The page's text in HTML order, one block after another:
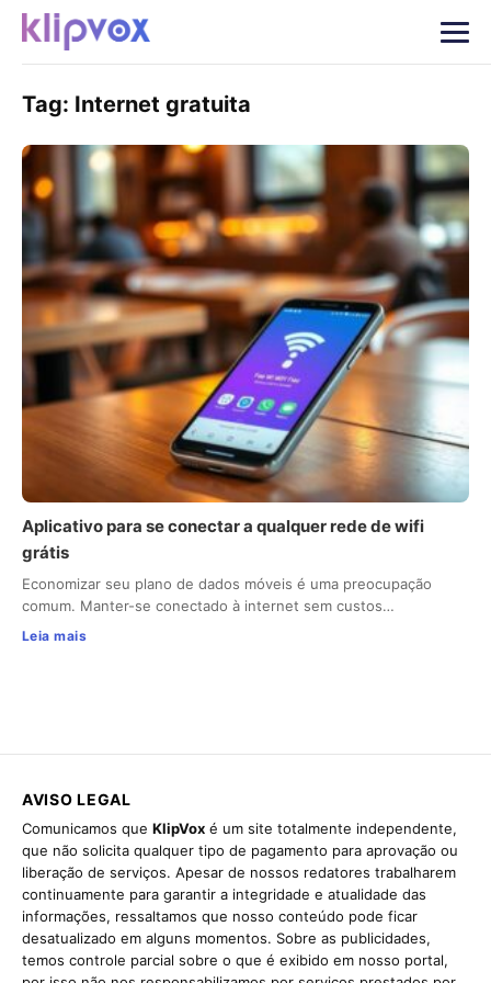
Tag: Internet gratuita
Aplicativo para se conectar a qualquer rede de wifi
grátis
Economizar seu plano de dados móveis é uma preocupação
comum. Manter-se conectado à internet sem custos…
Leia mais
AVISO LEGAL
Comunicamos que KlipVox é um site totalmente independente,
que não solicita qualquer tipo de pagamento para aprovação ou
liberação de serviços. Apesar de nossos redatores trabalharem
continuamente para garantir a integridade e atualidade das
informações, ressaltamos que nosso conteúdo pode ficar
desatualizado em alguns momentos. Sobre as publicidades,
temos controle parcial sobre o que é exibido em nosso portal,